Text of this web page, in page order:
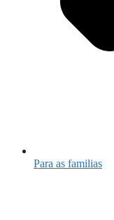
Para as familias